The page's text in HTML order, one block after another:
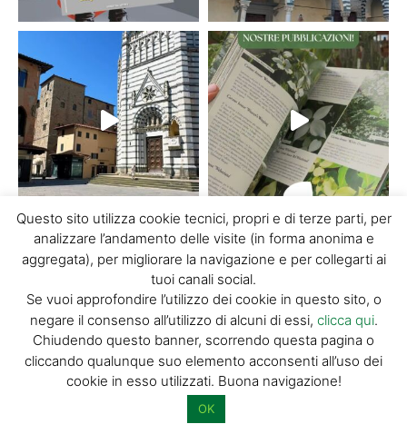
carica di più... Segui su Instagram
Discover Pistoia
Questo sito utilizza cookie tecnici, propri e di terze parti, per
analizzare l’andamento delle visite (in forma anonima e
aggregata), per migliorare la navigazione e per collegarti ai
tuoi canali social.
Se vuoi approfondire l’utilizzo dei cookie in questo sito, o
negare il consenso all’utilizzo di alcuni di essi, clicca qui.
Chiudendo questo banner, scorrendo questa pagina o
cliccando qualunque suo elemento acconsenti all’uso dei
cookie in esso utilizzati. Buona navigazione!
OK